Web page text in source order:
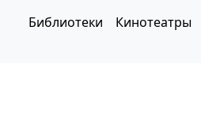
Библиотеки Кинотеатры